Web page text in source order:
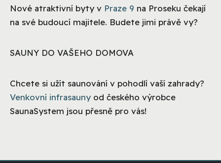
Nové atraktivní byty v Praze 9 na Proseku čekají
na své budoucí majitele. Budete jimi právě vy?
SAUNY DO VAŠEHO DOMOVA
Chcete si užít saunování v pohodlí vaší zahrady?
Venkovní infrasauny od českého výrobce
SaunaSystem jsou přesně pro vás!